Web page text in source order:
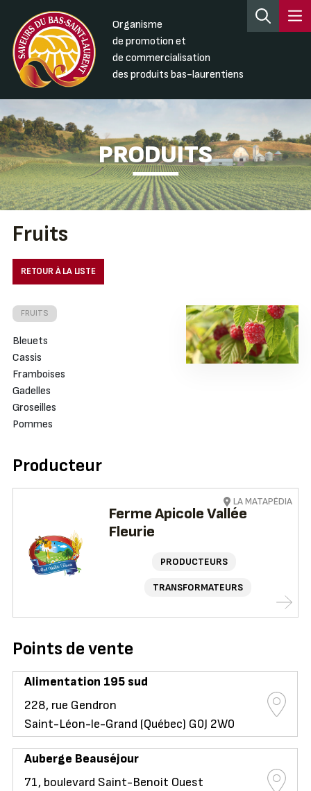
Organisme
de promotion et
de commercialisation
des produits bas-laurentiens
PRODUITS
Fruits
RETOUR À LA LISTE
FRUITS
Bleuets
Cassis
Framboises
Gadelles
Groseilles
Pommes
Producteur
Ferme Apicole Vallée
Fleurie
PRODUCTEURS
TRANSFORMATEURS
LA MATAPÉDIA
Points de vente
Alimentation 195 sud
228, rue Gendron
Saint-Léon-le-Grand (Québec) G0J 2W0
Auberge Beauséjour
71, boulevard Saint-Benoit Ouest